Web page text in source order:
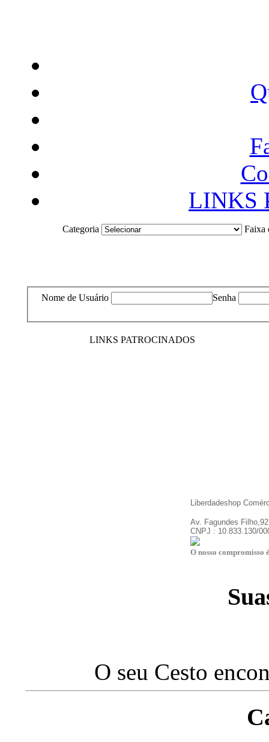
LINKS
Categoria Faixa
Nome de Usuário Senha
LINKS PATROCINADOS
Liberdadeshop
Av. Fagundes
CNPJ : 10.833.130/
O nosso compromisso
O seu Cesto